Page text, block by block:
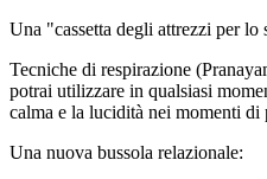
Una "cassetta degli attrezzi per lo
Tecniche di respirazione
potrai utilizzare in qualsiasi
calma e la lucidità nei momenti di
Una nuova bussola relazionale: